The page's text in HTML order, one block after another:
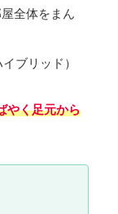
全体をまん
ブリッド）
やく足元から